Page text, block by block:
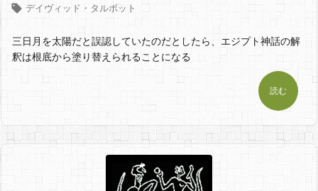
 デイヴィッド・タルボット
三日月を太陽だと誤認していたのだとしたら、エジプト神話の解
釈は根底から塗り替えられることになる
読む